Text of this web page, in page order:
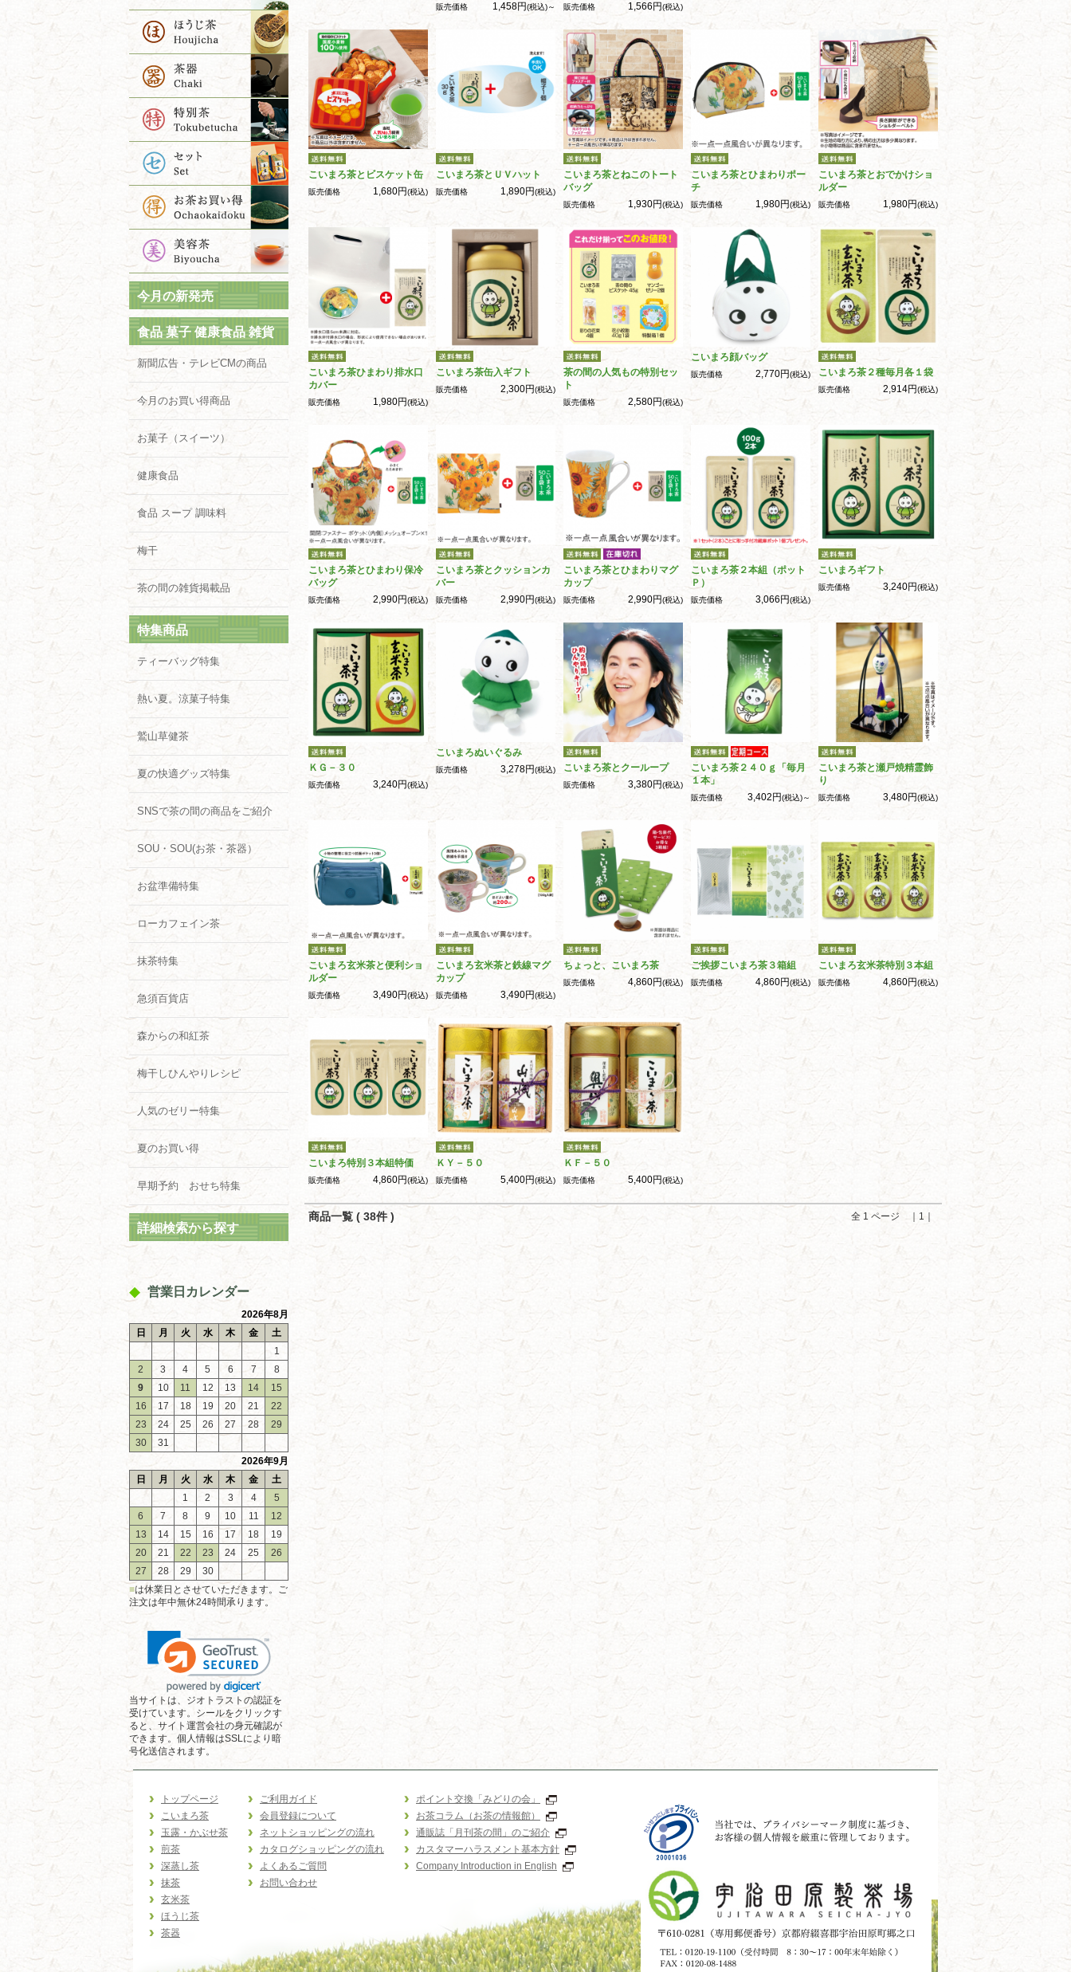
今月の新発売
食品 菓子 健康食品 雑貨
新聞広告・テレビCMの商品
今月のお買い得商品
お菓子（スイーツ）
健康食品
食品 スープ 調味料
梅干
茶の間の雑貨掲載品
特集商品
ティーバッグ特集
熱い夏。涼菓子特集
鷲山草健茶
夏の快適グッズ特集
SNSで茶の間の商品をご紹介
SOU・SOU(お茶・茶器）
お盆準備特集
ローカフェイン茶
抹茶特集
急須百貨店
森からの和紅茶
梅干しひんやりレシピ
人気のゼリー特集
夏のお買い得
早期予約 おせち特集
詳細検索から探す
営業日カレンダー
2026年8月
日
月 火 水 木 金
土
1
2
3 4 5 6 7
8
9
10 11 12 13 14
15
16
17 18 19 20 21
22
23
24 25 26 27 28
29
30
31
2026年9月
日
月 火 水 木 金
土
1
2 3 4
5
6
7 8 9 10 11
12
13
14 15 16 17 18
19
20
21 22 23 24 25
26
27
28 29
30
■は休業日とさせていただきます。ご
注文は年中無休24時間承ります。
当サイトは、ジオトラストの認証を
受けています。シールをクリックす
ると、サイト運営会社の身元確認が
できます。個人情報はSSLにより暗
号化送信されます。
販売価格 1,458円(税込)～ 販売価格 1,566円(税込)
こいまろ茶とビスケット缶
販売価格 1,680円(税込)
こいまろ茶とＵＶハット
販売価格 1,890円(税込)
こいまろ茶とねこのトート
バッグ
販売価格 1,930円(税込)
こいまろ茶とひまわりポー
チ
販売価格 1,980円(税込)
こいまろ茶とおでかけショ
ルダー
販売価格 1,980円(税込)
こいまろ茶ひまわり排水口
カバー
販売価格 1,980円(税込)
こいまろ茶缶入ギフト
販売価格 2,300円(税込)
茶の間の人気もの特別セッ
ト
販売価格 2,580円(税込)
こいまろ顔バッグ
販売価格 2,770円(税込) こいまろ茶２種毎月各１袋
販売価格 2,914円(税込)
こいまろ茶とひまわり保冷
バッグ
販売価格 2,990円(税込)
こいまろ茶とクッションカ
バー
販売価格 2,990円(税込)
こいまろ茶とひまわりマグ
カップ
販売価格 2,990円(税込)
こいまろ茶２本組（ポット
Ｐ）
販売価格 3,066円(税込)
こいまろギフト
販売価格 3,240円(税込)
ＫＧ－３０
販売価格 3,240円(税込)
こいまろぬいぐるみ
販売価格 3,278円(税込) こいまろ茶とクーループ
販売価格 3,380円(税込)
こいまろ茶２４０ｇ「毎月
１本」
販売価格 3,402円(税込)～
こいまろ茶と瀬戸焼精霊飾
り
販売価格 3,480円(税込)
こいまろ玄米茶と便利ショ
ルダー
販売価格 3,490円(税込)
こいまろ玄米茶と鉄線マグ
カップ
販売価格 3,490円(税込)
ちょっと、こいまろ茶
販売価格 4,860円(税込)
ご挨拶こいまろ茶３箱組
販売価格 4,860円(税込)
こいまろ玄米茶特別３本組
販売価格 4,860円(税込)
こいまろ特別３本組特価
販売価格 4,860円(税込)
ＫＹ－５０
販売価格 5,400円(税込)
ＫＦ－５０
販売価格 5,400円(税込)
商品一覧 ( 38件 ) 全 1 ページ ｜1｜
トップページ
こいまろ茶
玉露・かぶせ茶
煎茶
深蒸し茶
抹茶
玄米茶
ほうじ茶
茶器
ご利用ガイド
会員登録について
ネットショッピングの流れ
カタログショッピングの流れ
よくあるご質問
お問い合わせ
ポイント交換「みどりの会」
お茶コラム（お茶の情報館）
通販誌「月刊茶の間」のご紹介
カスタマーハラスメント基本方針
Company Introduction in English